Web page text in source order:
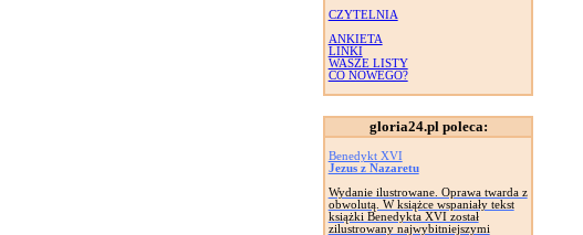
CZYTELNIA
ANKIETA
LINKI
WASZE LISTY
CO NOWEGO?
gloria24.pl poleca:
Benedykt XVI
Jezus z Nazaretu
Wydanie ilustrowane. Oprawa twarda z
obwolutą. W książce wspaniały tekst
książki Benedykta XVI został
zilustrowany najwybitniejszymi